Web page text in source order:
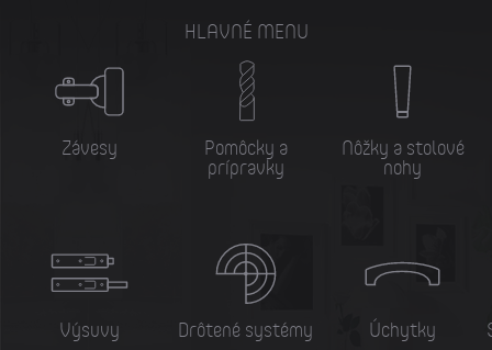
HLAVNÉ MENU
Závesy
Výsuvy
Pomôcky a
prípravky
Drôtené systémy
Nôžky a stolové
nohy
Úchytky